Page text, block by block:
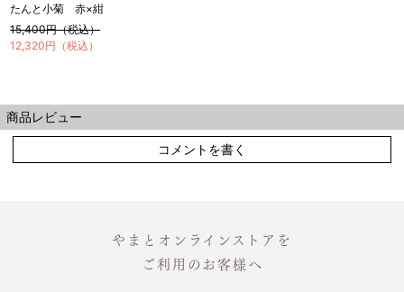
たんと小菊 赤×紺
15,400円（税込）
12,320円（税込）
商品レビュー
コメントを書く
やまとオンラインストアを
ご利用のお客様へ